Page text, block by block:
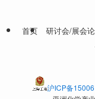
首页 研讨会/展会
沪ICP备